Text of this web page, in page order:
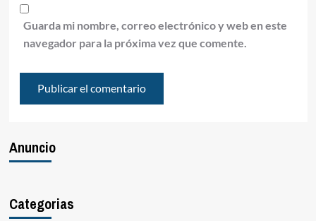
Guarda mi nombre, correo electrónico y web en este
navegador para la próxima vez que comente.
Anuncio
Categorias